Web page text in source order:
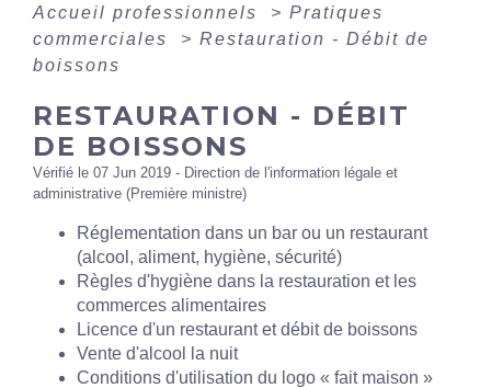
Accueil professionnels > Pratiques
commerciales
> Restauration - Débit de
boissons
RESTAURATION - DÉBIT
DE BOISSONS
Vérifié le 07 Jun 2019 - Direction de l'information légale et
administrative (Première ministre)
Réglementation dans un bar ou un restaurant
(alcool, aliment, hygiène, sécurité)
Règles d'hygiène dans la restauration et les
commerces alimentaires
Licence d'un restaurant et débit de boissons
Vente d'alcool la nuit
Conditions d'utilisation du logo « fait maison »